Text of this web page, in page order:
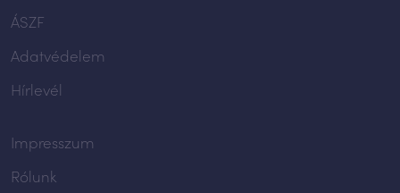
ÁSZF
Adatvédelem
Hírlevél
Impresszum
Rólunk